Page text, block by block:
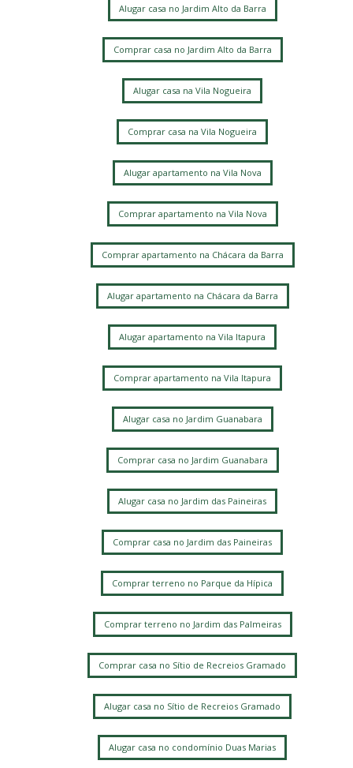
Alugar casa no Jardim Alto da Barra
Comprar casa no Jardim Alto da Barra
Alugar casa na Vila Nogueira
Comprar casa na Vila Nogueira
Alugar apartamento na Vila Nova
Comprar apartamento na Vila Nova
Comprar apartamento na Chácara da Barra
Alugar apartamento na Chácara da Barra
Alugar apartamento na Vila Itapura
Comprar apartamento na Vila Itapura
Alugar casa no Jardim Guanabara
Comprar casa no Jardim Guanabara
Alugar casa no Jardim das Paineiras
Comprar casa no Jardim das Paineiras
Comprar terreno no Parque da Hípica
Comprar terreno no Jardim das Palmeiras
Comprar casa no Sítio de Recreios Gramado
Alugar casa no Sítio de Recreios Gramado
Alugar casa no condomínio Duas Marias